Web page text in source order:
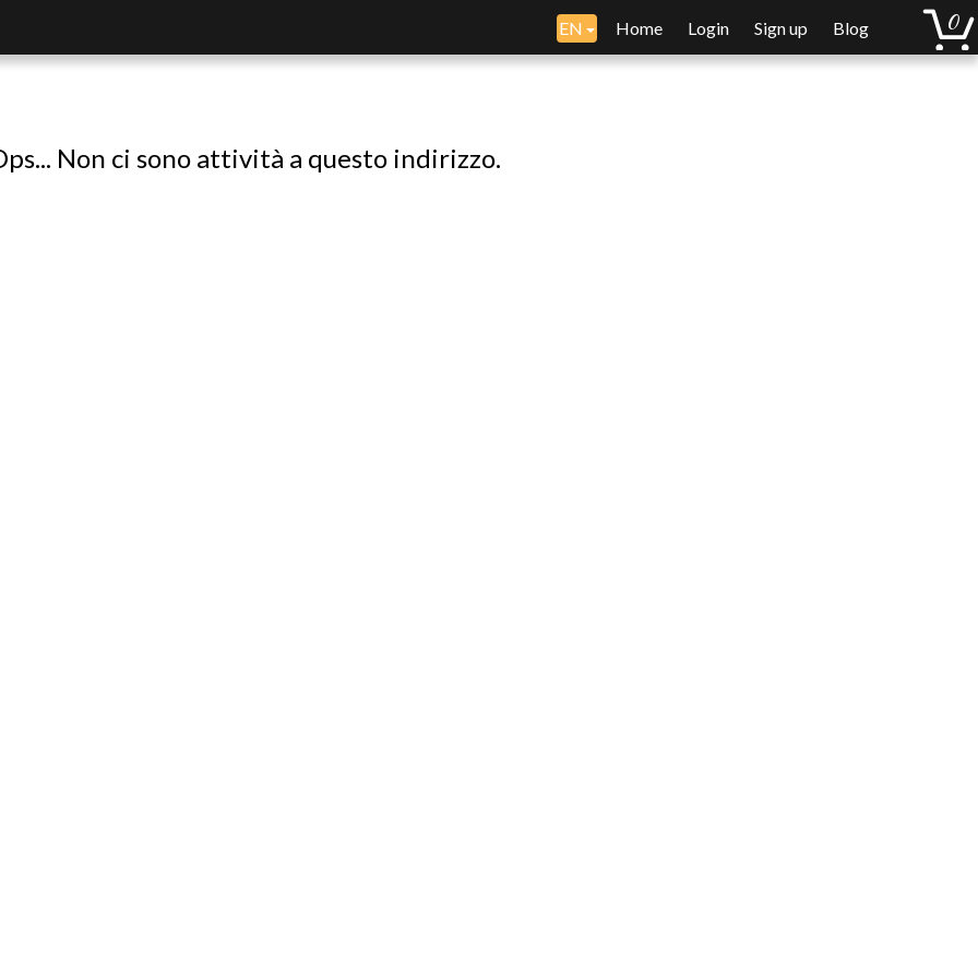
EN Home Login Sign up Blog
Non ci sono attività a questo indirizzo.